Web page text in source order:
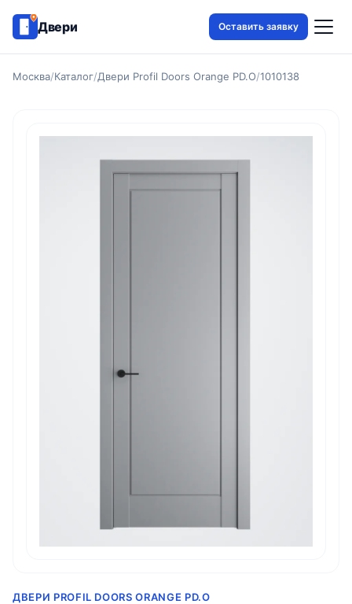
Двери Оставить заявку
Москва/Каталог/Двери Profil Doors Orange PD.O/1010138
ДВЕРИ PROFIL DOORS ORANGE PD.O